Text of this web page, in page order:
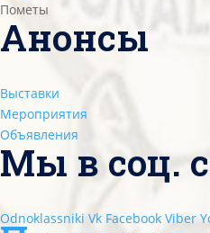
Пометы
Анонсы
Выставки
Мероприятия
Объявления
Мы в соц.
Odnoklassniki Vk Facebook Viber